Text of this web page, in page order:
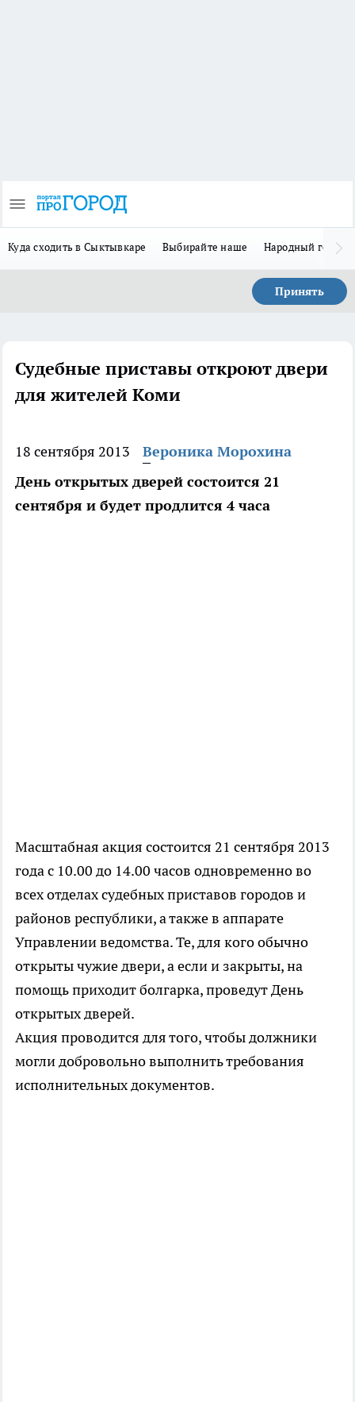
Куда сходить в Сыктывкаре Выбирайте наше Народный герой-
Принять
Судебные приставы откроют двери
для жителей Коми
18 сентября 2013
Вероника Морохина
День открытых дверей состоится 21
сентября и будет продлится 4 часа
Масштабная акция состоится 21 сентября 2013
года с 10.00 до 14.00 часов одновременно во
всех отделах судебных приставов городов и
районов республики, а также в аппарате
Управлении ведомства. Те, для кого обычно
открыты чужие двери, а если и закрыты, на
помощь приходит болгарка, проведут День
открытых дверей.
Акция проводится для того, чтобы должники
могли добровольно выполнить требования
исполнительных документов.